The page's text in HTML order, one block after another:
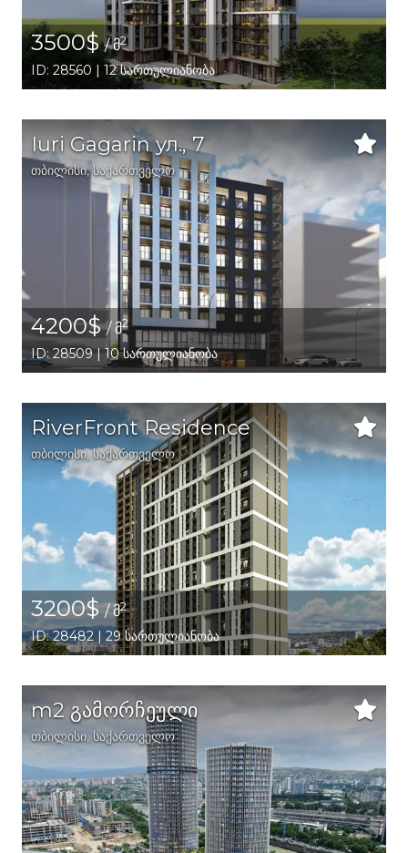
3500$/ მ2
ID: 28560 | 12 სართულიანობა
Iuri Gagarin ул., 7
თბილისი,საქართველო
4200$/ მ2
ID: 28509 | 10 სართულიანობა
RiverFront Residence
თბილისი,საქართველო
3200$/ მ2
ID: 28482 | 29 სართულიანობა
m2 გამორჩეული
თბილისი, საქართველო